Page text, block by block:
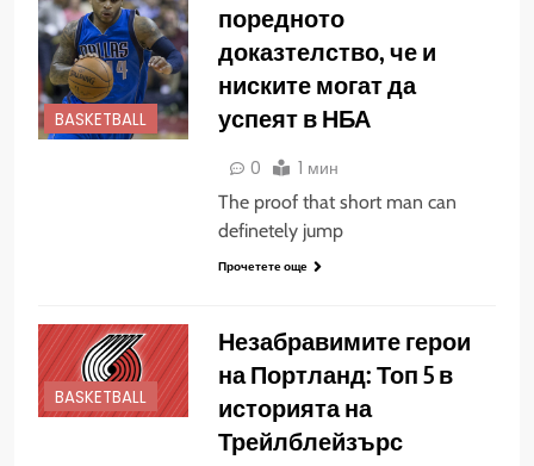
BASKETBALL
поредното
доказтелство, че и
ниските могат да
успеят в НБА
0 1 мин
The proof that short man can
definetely jump
Прочетете още
BASKETBALL
Незабравимите герои
на Портланд: Топ 5 в
историята на
Трейлблейзърс